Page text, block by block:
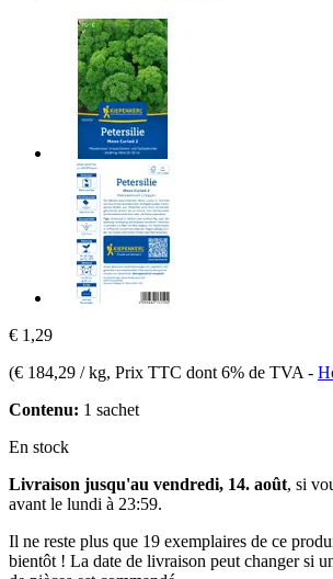
€ 1,29
(€ 184,29 / kg, Prix TTC dont 6% de TVA -
Contenu: 1 sachet
En stock
Livraison jusqu'au vendredi, 14. août, si
avant le lundi à 23:59.
Il ne reste plus que 19 exemplaires de ce
bientôt ! La date de livraison peut changer si